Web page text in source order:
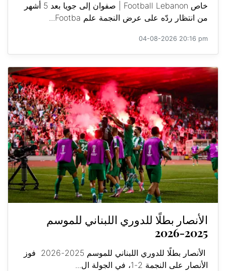
خاص Football Lebanon | صفوان إلى جويا بعد 5 أشهر
من انتظار ردّه على عرض النجمة علم Footba...
04-08-2026 20:16 pm
الأنصار بطلًا للدوري اللبناني للموسم
2025-2026
الأنصار بطلًا للدوري اللبناني للموسم 2025-2026 فوز
الأنصار على النجمة 2-1، في الجولة ال...